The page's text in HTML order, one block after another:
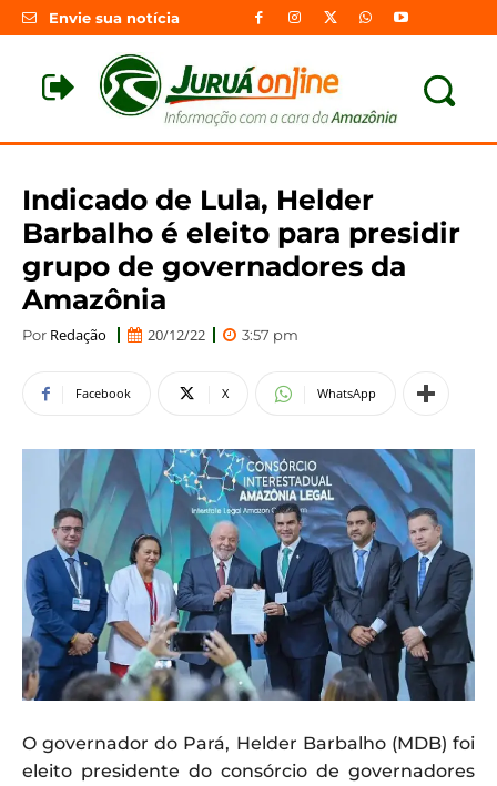
Envie sua notícia
Indicado de Lula, Helder
Barbalho é eleito para presidir
grupo de governadores da
Amazônia
Por Redação 20/12/22 3:57 pm
Facebook X WhatsApp
O governador do Pará, Helder Barbalho (MDB) foi
eleito presidente do consórcio de governadores